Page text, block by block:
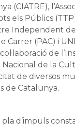
(CIATRE),
els Públics
Independent
Carrer (PAC) i
de
Nacional de la
de diversos
de Catalunya.
d’impuls